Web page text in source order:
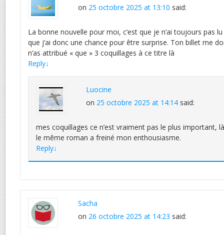
on 25 octobre 2025 at 13:10 said:
La bonne nouvelle pour moi, c’est que je n’ai toujours pas
que j’ai donc une chance pour être surprise. Ton billet me
n’as attribué « que » 3 coquillages à ce titre là
Reply↓
Luocine
on 25 octobre 2025 at 14:14 said:
mes coquillages ce n’est vraiment pas le plus important,
le même roman a freiné mon enthousiasme.
Reply↓
Sacha
on 26 octobre 2025 at 14:23 said: